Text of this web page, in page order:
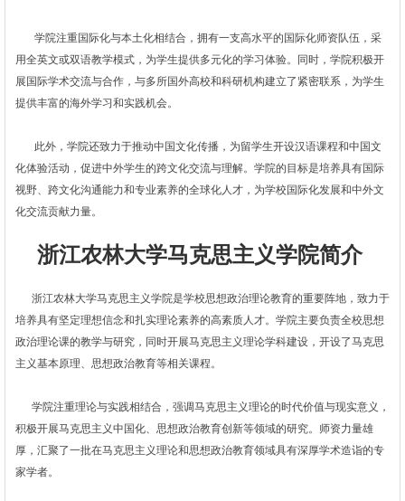
学院注重国际化与本土化相结合，拥有一支高水平的国际化师资队伍，采
用全英文或双语教学模式，为学生提供多元化的学习体验。同时，学院积极开
展国际学术交流与合作，与多所国外高校和科研机构建立了紧密联系，为学生
提供丰富的海外学习和实践机会。
此外，学院还致力于推动中国文化传播，为留学生开设汉语课程和中国文
化体验活动，促进中外学生的跨文化交流与理解。学院的目标是培养具有国际
视野、跨文化沟通能力和专业素养的全球化人才，为学校国际化发展和中外文
化交流贡献力量。
浙江农林大学马克思主义学院简介
浙江农林大学马克思主义学院是学校思想政治理论教育的重要阵地，致力于
培养具有坚定理想信念和扎实理论素养的高素质人才。学院主要负责全校思想
政治理论课的教学与研究，同时开展马克思主义理论学科建设，开设了马克思
主义基本原理、思想政治教育等相关课程。
学院注重理论与实践相结合，强调马克思主义理论的时代价值与现实意义，
积极开展马克思主义中国化、思想政治教育创新等领域的研究。师资力量雄
厚，汇聚了一批在马克思主义理论和思想政治教育领域具有深厚学术造诣的专
家学者。